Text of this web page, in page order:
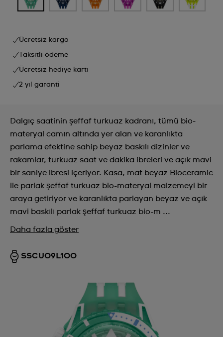
Ücretsiz kargo
Taksitli ödeme
Ücretsiz hediye kartı
2 yıl garanti
Dalgıç saatinin şeffaf turkuaz kadranı, tümü bio-
materyal camın altında yer alan ve karanlıkta
parlama efektine sahip beyaz baskılı dizinler ve
rakamlar, turkuaz saat ve dakika ibreleri ve açık mavi
bir saniye ibresi içeriyor. Kasa, mat beyaz Bioceramic
ile parlak şeffaf turkuaz bio-materyal malzemeyi bir
araya getiriyor ve karanlıkta parlayan beyaz ve açık
mavi baskılı parlak şeffaf turkuaz bio-m ...
Daha fazla göster
SSCU09L100